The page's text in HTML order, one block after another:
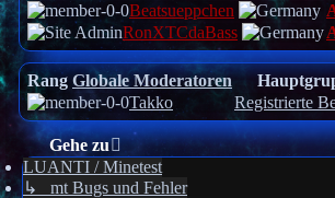
Beatsueppchen
RonXTCdaBass
RangGlobale Moderatoren
Takko
Registrierte
Gehe zu
LUANTI / Minetest
↳ mt Bugs und Fehler